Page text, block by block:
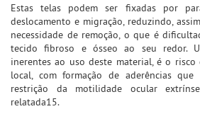
Estas telas podem ser fixadas por
deslocamento e migração, reduzindo,
necessidade de remoção, o que é
tecido fibroso e ósseo ao seu redor.
inerentes ao uso deste material, é o
local, com formação de aderências
restrição da motilidade ocular
relatada15.